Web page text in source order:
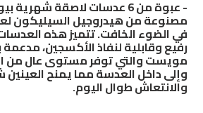
التسوق
الخاصة
بك
مصنوعة من هيدروجيل السيليكون
في الضوء الخافت. تتميز هذه
رفيع وقابلية لنفاذ الأكسجين،
مويست والتي توفر مستوى عال من
وإلى داخل العدسة مما يمنح العينين
والانتعاش طوال اليوم.